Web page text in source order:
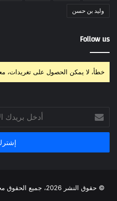
وليد بن حسن
Follow us
خطأ، لا يمكن الحصول على تغريدات،
بريدك
الإلكتروني
© حقوق النشر 2026، جميع الحقوق محفوظة |